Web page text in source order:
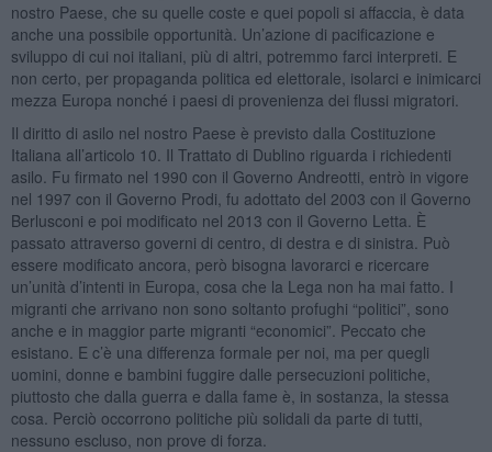
nostro Paese, che su quelle coste e quei popoli si affaccia, è data
anche una possibile opportunità. Un’azione di pacificazione e
sviluppo di cui noi italiani, più di altri, potremmo farci interpreti. E
non certo, per propaganda politica ed elettorale, isolarci e inimicarci
mezza Europa nonché i paesi di provenienza dei flussi migratori.
Il diritto di asilo nel nostro Paese è previsto dalla Costituzione
Italiana all’articolo 10. Il Trattato di Dublino riguarda i richiedenti
asilo. Fu firmato nel 1990 con il Governo Andreotti, entrò in vigore
nel 1997 con il Governo Prodi, fu adottato del 2003 con il Governo
Berlusconi e poi modificato nel 2013 con il Governo Letta. È
passato attraverso governi di centro, di destra e di sinistra. Può
essere modificato ancora, però bisogna lavorarci e ricercare
un’unità d’intenti in Europa, cosa che la Lega non ha mai fatto. I
migranti che arrivano non sono soltanto profughi “politici”, sono
anche e in maggior parte migranti “economici”. Peccato che
esistano. E c’è una differenza formale per noi, ma per quegli
uomini, donne e bambini fuggire dalle persecuzioni politiche,
piuttosto che dalla guerra e dalla fame è, in sostanza, la stessa
cosa. Perciò occorrono politiche più solidali da parte di tutti,
nessuno escluso, non prove di forza.